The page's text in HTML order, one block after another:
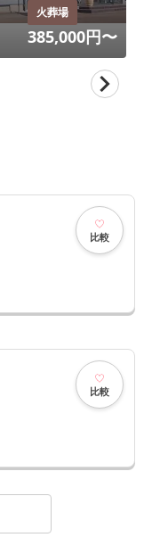
火葬場
385,000円〜
比較
比較